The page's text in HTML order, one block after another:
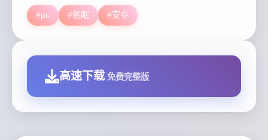
#pc #催眠 #安卓
高速下载 免费完整版